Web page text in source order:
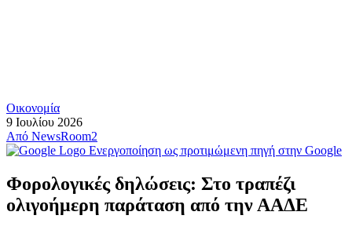
Οικονομία
9 Ιουλίου 2026
Από NewsRoom2
Ενεργοποίηση ως προτιμώμενη πηγή στην Google
Φορολογικές δηλώσεις: Στο τραπέζι
ολιγοήμερη παράταση από την ΑΑΔΕ